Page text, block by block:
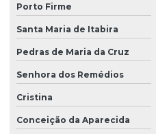
Porto Firme
Santa Maria de Itabira
Pedras de Maria da Cruz
Senhora dos Remédios
Cristina
Conceição da Aparecida